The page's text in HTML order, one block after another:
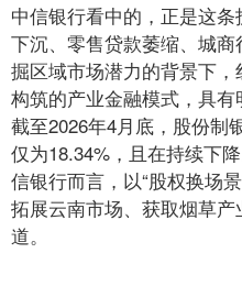
中信银行看中的，正是这
下沉、零售贷款萎缩、城
掘区域市场潜力的背景下
构筑的产业金融模式，具有
截至2026年4月底，股份制
仅为18.34%，且在持续下
信银行而言，以“股权换场
拓展云南市场、获取烟草
道。